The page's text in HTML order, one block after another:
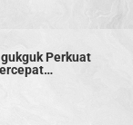
Perkuat